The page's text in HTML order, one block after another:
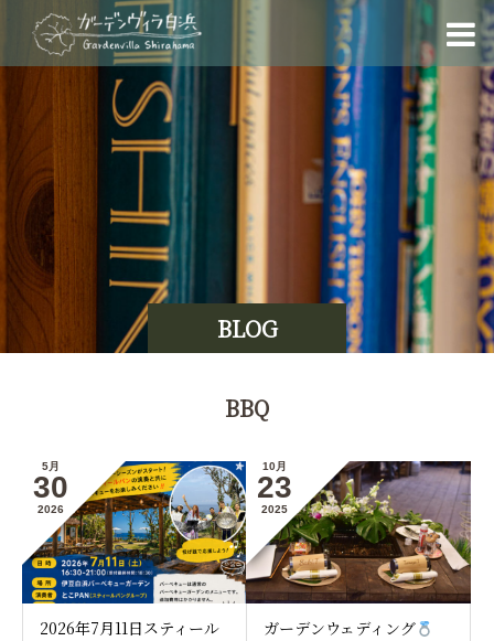
BLOG
BBQ
5月
30
2026
2026年7月11日スティール
10月
23
2025
ガーデンウェディング